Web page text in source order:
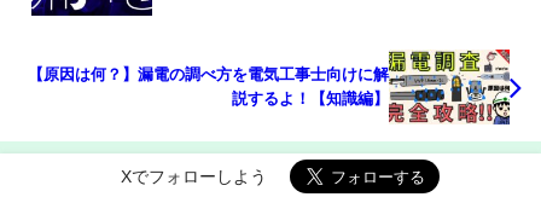
【原因は何？】漏電の調べ方を電気工事士向けに解
説するよ！【知識編】
Xでフォローしよう